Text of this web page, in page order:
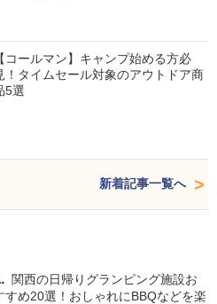
【コールマン】キャンプ始める方必
！タイムセール対象のアウトドア商
5選
新着記事一覧へ
関西の日帰りグランピング施設お
すめ20選！おしゃれにBBQなどを楽